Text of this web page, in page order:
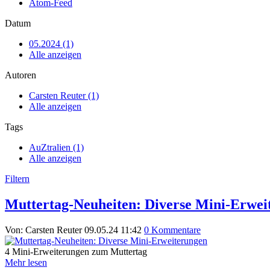
Atom-Feed
Datum
05.2024 (1)
Alle anzeigen
Autoren
Carsten Reuter (1)
Alle anzeigen
Tags
AuZtralien (1)
Alle anzeigen
Filtern
Muttertag-Neuheiten: Diverse Mini-
Von: Carsten Reuter 09.05.24 11:42 0 Kommentare
4 Mini-Erweiterungen zum Muttertag
Mehr lesen